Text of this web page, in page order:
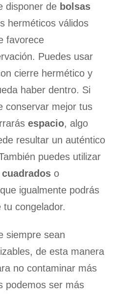
disponer de bolsas
herméticos válidos
favorece
Puedes usar
cierre hermético y
haber dentro. Si
conservar mejor tus
espacio, algo
resultar un auténtico
puedes utilizar
cuadrados o
igualmente podrás
tu congelador.
siempre sean
de esta manera
no contaminar más
podemos ser más